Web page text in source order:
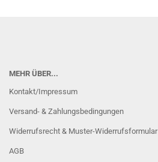
MEHR ÜBER...
Kontakt/Impressum
Versand- & Zahlungsbedingungen
Widerrufsrecht & Muster-Widerrufsformular
AGB